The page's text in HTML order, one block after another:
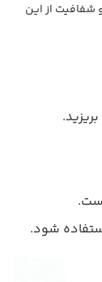
شفافیت از این
شود.